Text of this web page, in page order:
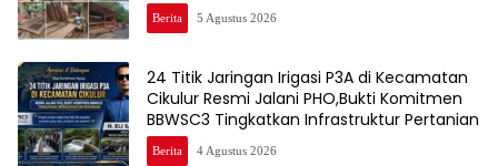
Berita 5 Agustus 2026
24 Titik Jaringan Irigasi P3A di Kecamatan
Cikulur Resmi Jalani PHO,Bukti Komitmen
BBWSC3 Tingkatkan Infrastruktur Pertanian
Berita 4 Agustus 2026